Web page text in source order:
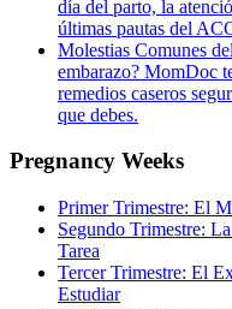
día del parto, la
últimas pautas del
Molestias Comunes
embarazo? MomDoc
remedios caseros
que debes.
Pregnancy Weeks
Primer Trimestre: El
Segundo Trimestre:
Tarea
Tercer Trimestre: El
Estudiar